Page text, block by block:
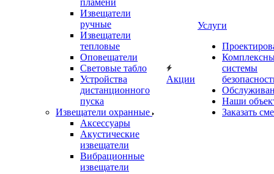
пламени
Извещатели
ручные
Извещатели
тепловые
Оповещатели
Световые табло
Устройства
дистанционного
пуска
Извещатели охранные
Аксессуары
Акустические
извещатели
Вибрационные
извещатели
Акции
Услуги
системы
Наши
Заказать